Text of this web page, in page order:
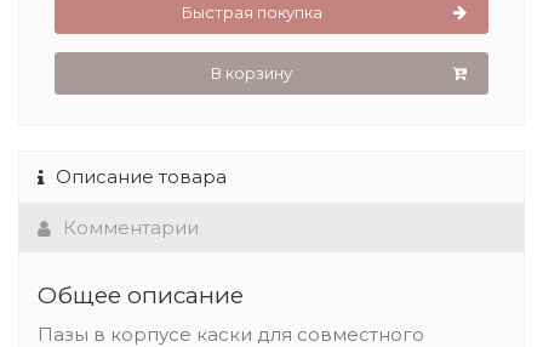
Быстрая покупка
В корзину
Описание товара
Комментарии
Общее описание
Пазы в корпусе каски для совместного